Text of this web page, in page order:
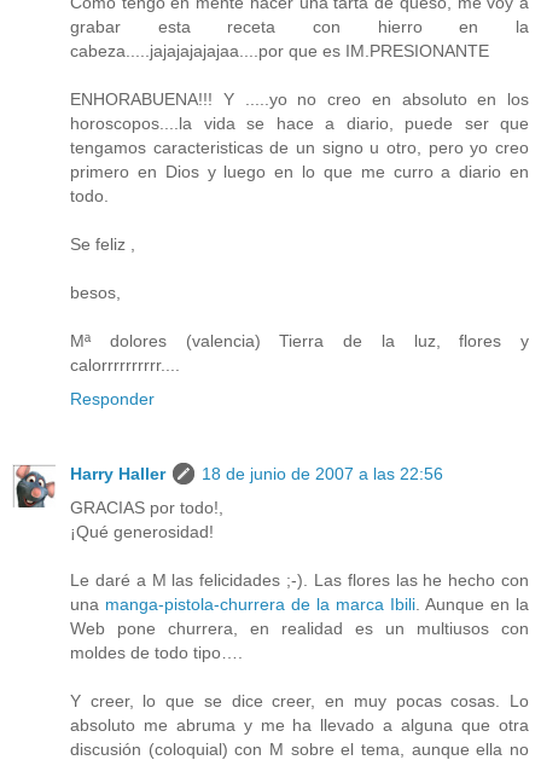
grabar esta receta con hierro en la
cabeza.....jajajajajajaa....por que es IM.PRESIONANTE
ENHORABUENA!!! Y .....yo no creo en absoluto en los
horoscopos....la vida se hace a diario, puede ser que
tengamos caracteristicas de un signo u otro, pero yo creo
primero en Dios y luego en lo que me curro a diario en
todo.
Se feliz ,
besos,
Mª dolores (valencia) Tierra de la luz, flores y
calorrrrrrrrrr....
Responder
Harry Haller
18 de junio de 2007 a las 22:56
GRACIAS por todo!,
¡Qué generosidad!
Le daré a M las felicidades ;-). Las flores las he hecho con
una manga-pistola-churrera de la marca Ibili . Aunque en la
Web pone churrera, en realidad es un multiusos con
moldes de todo tipo….
Y creer, lo que se dice creer, en muy pocas cosas. Lo
absoluto me abruma y me ha llevado a alguna que otra
discusión (coloquial) con M sobre el tema, aunque ella no